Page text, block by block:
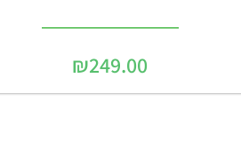
₪249.00